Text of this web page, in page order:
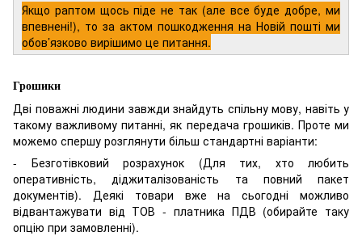
Якщо раптом щось піде не так (але все буде добре, ми
впевнені!), то за актом пошкодження на Новій пошті ми
обов’язково вирішимо це питання.
Грошики
Дві поважні людини завжди знайдуть спільну мову, навіть у
такому важливому питанні, як передача грошиків. Проте ми
можемо спершу розглянути більш стандартні варіанти:
- Безготівковий розрахунок (Для тих, хто любить
оперативність, діджиталізованість та повний пакет
документів). Деякі товари вже на сьогодні можливо
відвантажувати від ТОВ - платника ПДВ (обирайте таку
опцію при замовленні).